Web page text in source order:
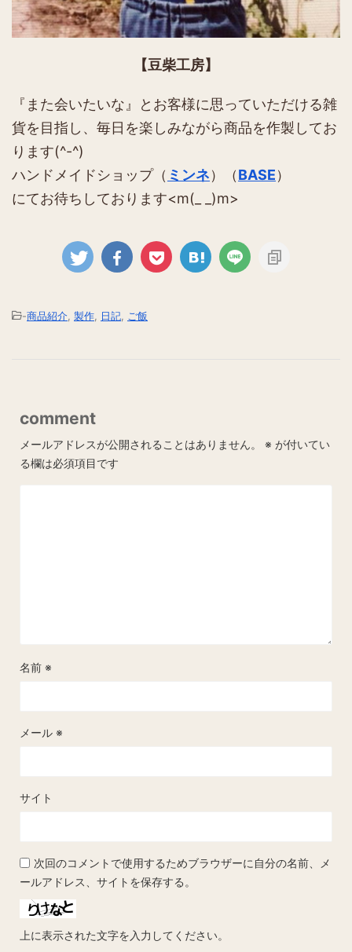
【豆柴工房】
『また会いたいな』とお客様に思っていただける雑
貨を目指し、毎日を楽しみながら商品を作製してお
ります(^-^)
ハンドメイドショップ（ ミンネ）（BASE）
にてお待ちしております<m(_ _)m>
-商品紹介 製作 日記 ご飯
comment
メールアドレスが公開されることはありません。 ※ が付いてい
る欄は必須項目です
名前 ※
メール ※
サイト
次回のコメントで使用するためブラウザーに自分の名前、メ
ールアドレス、サイトを保存する。
上に表示された文字を入力してください。